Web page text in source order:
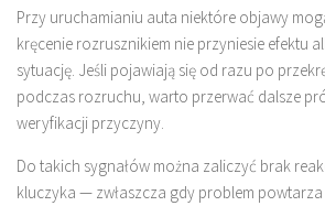
Przy uruchamianiu auta niektóre objawy
kręcenie rozrusznikiem nie przyniesie efektu
sytuację. Jeśli pojawiają się od razu po
podczas rozruchu, warto przerwać dalsze
weryfikacji przyczyny.
Do takich sygnałów można zaliczyć brak
kluczyka — zwłaszcza gdy problem